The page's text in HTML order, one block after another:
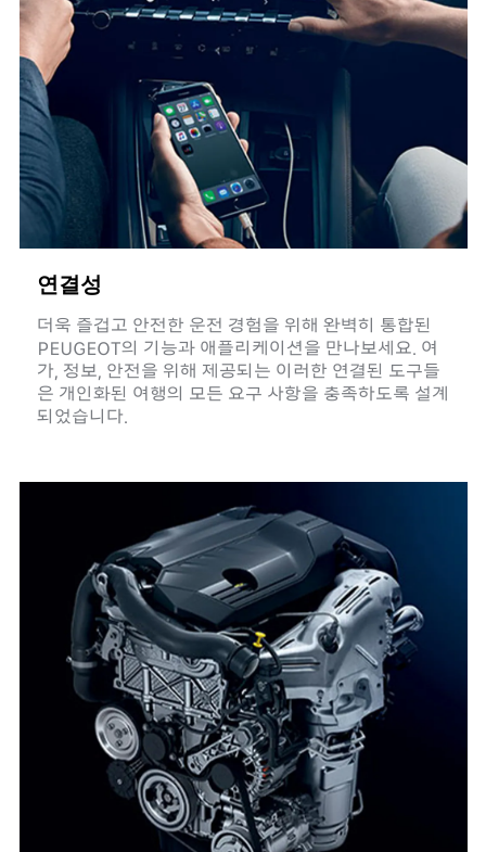
연결성
더욱 즐겁고 안전한 운전 경험을 위해 완벽히 통합된
PEUGEOT의 기능과 애플리케이션을 만나보세요. 여
가, 정보, 안전을 위해 제공되는 이러한 연결된 도구들
은 개인화된 여행의 모든 요구 사항을 충족하도록 설계
되었습니다.